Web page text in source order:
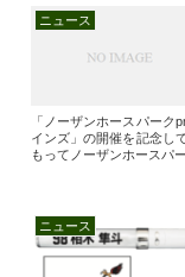
ニュース
「ノーザンホースパー
インズ」の開催を記念し
もってノーザンホースパ
ニュース